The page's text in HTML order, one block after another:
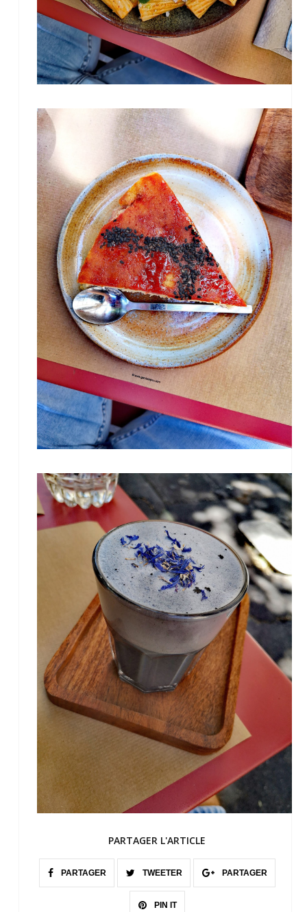
PARTAGER L'ARTICLE
PARTAGER TWEETER PARTAGER
PIN IT